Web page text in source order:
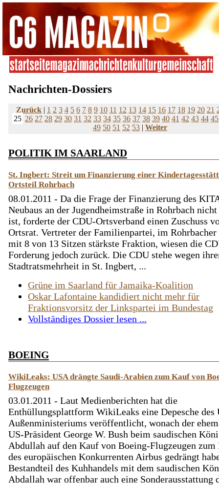
Nachrichten-Dossiers
Zurück | 1 2 3 4 5 6 7 8 9 10 11 12 13 14 15 16 17 18 19 20 21
25 26 27 28 29 30 31 32 33 34 35 36 37 38 39 40 41 42 43 44 45
49 50 51 52 53 | Weiter
POLITIK IM SAARLAND
St. Ingbert: Streit um Finanzierung einer
Ortsteil Rohrbach
08.01.2011 - Da die Frage der Finanzierung des
Neubaus an der Jugendheimstraße in Rohrbach
ist, forderte der CDU-Ortsverband einen Zuschuss
Ortsrat. Vertreter der Familienpartei, im Rohrbacher
mit 8 von 13 Sitzen stärkste Fraktion, wiesen die
Forderung jedoch zurück. Die CDU stehe wegen
Stadtratsmehrheit in St. Ingbert, ...
Grüne im Saarland für Jamaika-Koalition
Oskar Lafontaine kandidiert nicht mehr für
Fraktionsvorsitz der Linkspartei im Bundestag
Vollständiges Dossier lesen ...
BOEING
WikiLeaks: USA drängte Saudi-Arabien zum Kauf von
Flugzeugen
03.01.2011 - Laut Medienberichten hat die
Enthüllungsplattform WikiLeaks eine Depesche des
Außenministeriums veröffentlicht, wonach der
US-Präsident George W. Bush beim saudischen
Abdullah auf den Kauf von Boeing-Flugzeugen
des europäischen Konkurrenten Airbus gedrängt
Bestandteil des Kuhhandels mit dem saudischen
Abdallah war offenbar auch eine Sonderausstattung